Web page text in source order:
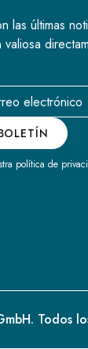
las últimas
política de
Todos